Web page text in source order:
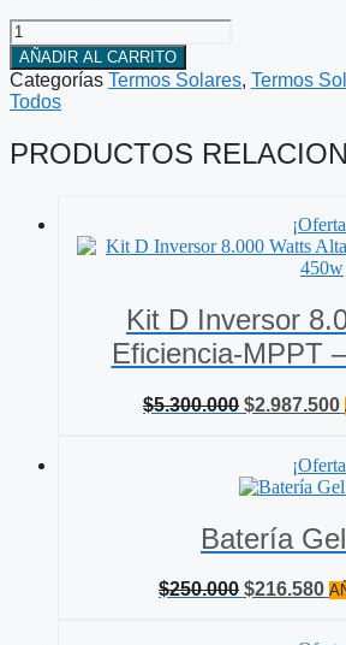
era:
$550.000.
es:
$438.000.
Termo
Solar
Atmosférico
Acero
Inox.
cantidad
AÑADIR AL CARRITO
Categorías Termos Solares, Termos
Todos
PRODUCTOS
Kit D Inversor
Eficiencia-MPPT
$5.300.000 El
$5.300.000.
$2.987.500
Batería
$250.000 El
$216.580El